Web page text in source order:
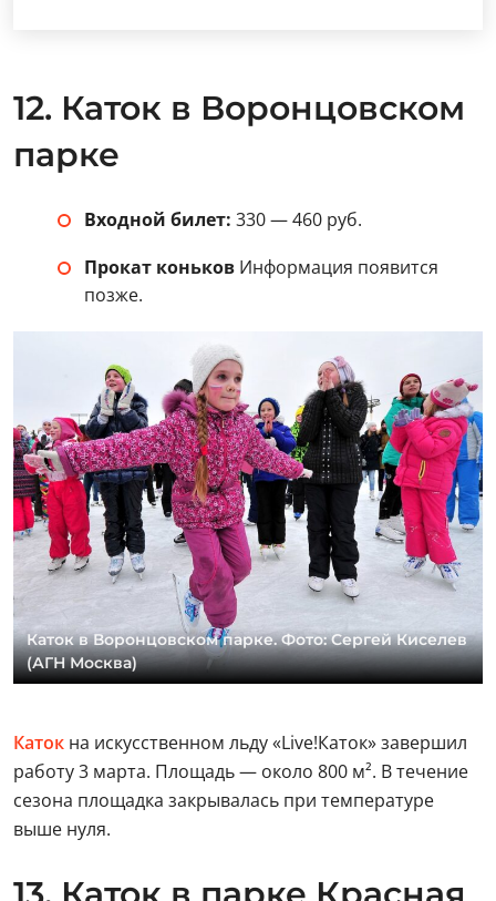
12. Каток в Воронцовском
парке
Входной билет: 330 — 460 руб.
Прокат коньков Информация появится
позже.
Каток в Воронцовском парке. Фото: Сергей Киселев
(АГН Москва)
Каток на искусственном льду «Live!Каток» завершил
работу 3 марта. Площадь — около 800 м². В течение
сезона площадка закрывалась при температуре
выше нуля.